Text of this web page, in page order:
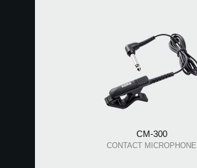
CM-300
CONTACT MICROPHONE